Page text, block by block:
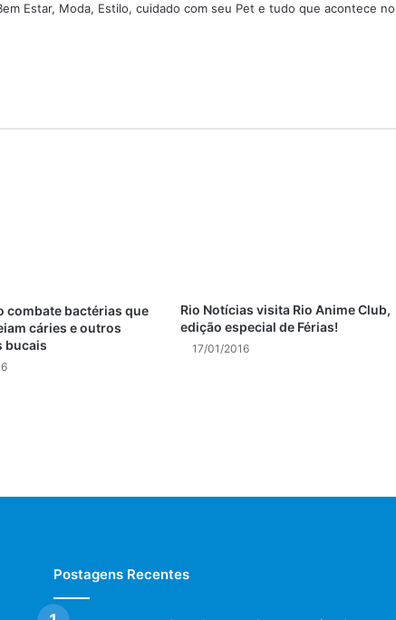
Estar, Moda, Estilo, cuidado com seu Pet e tudo que acontece no
combate bactérias que
cáries e outros
bucais
Rio Notícias visita Rio Anime Club,
edição especial de Férias!
17/01/2016
Postagens Recentes